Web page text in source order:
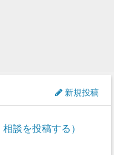
新規投稿
相談を投稿する）